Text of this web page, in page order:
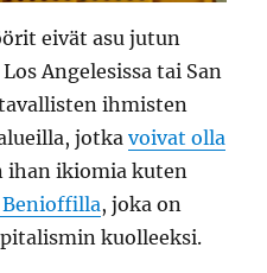
eivät asu jutun
Angelesissa tai San
ihmisten
jotkavoivat olla
ihan ikiomia kuten
Benioffilla, joka on
kuolleeksi.